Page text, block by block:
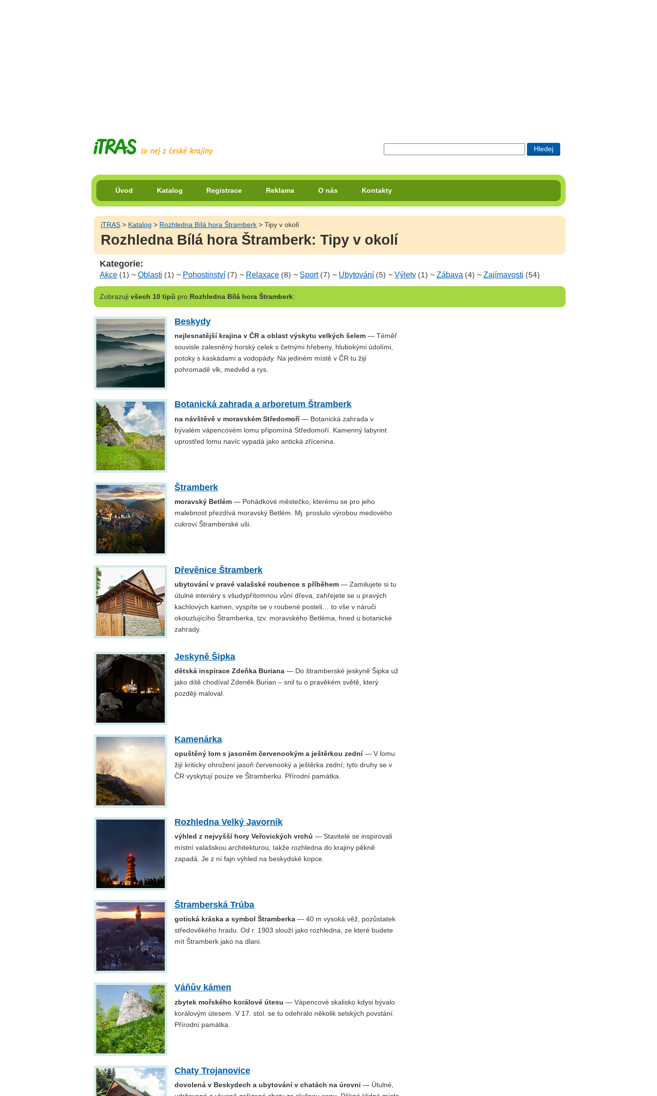
Úvod Katalog Registrace Reklama O nás Kontakty
iTRAS > Katalog > Rozhledna Bílá hora Štramberk > Tipy v okolí
Rozhledna Bílá hora Štramberk: Tipy v okolí
Kategorie:
Akce (1) ~ Oblasti (1) ~ Pohostinství (7) ~ Relaxace (8) ~ Sport (7) ~ Ubytování (5) ~ Výlety (1) ~ Zábava (4) ~ Zajímavosti (54)
Zobrazuji všech 10 tipů pro Rozhledna Bílá hora Štramberk:
Beskydy
nejlesnatější krajina v ČR a oblast výskytu velkých šelem — Téměř
souvisle zalesněný horský celek s četnými hřebeny, hlubokými údolími,
potoky s kaskádami a vodopády. Na jediném místě v ČR tu žijí
pohromadě vlk, medvěd a rys.
Botanická zahrada a arboretum Štramberk
na návštěvě v moravském Středomoří— Botanická zahrada v
bývalém vápencovém lomu připomíná Středomoří. Kamenný labyrint
uprostřed lomu navíc vypadá jako antická zřícenina.
Štramberk
moravský Betlém — Pohádkové městečko, kterému se pro jeho
malebnost přezdívá moravský Betlém. Mj. proslulo výrobou medového
cukroví Štramberské uši.
Dřevěnice Štramberk
ubytování v pravé valašské roubence s příběhem — Zamilujete si tu
útulné interiéry s všudypřítomnou vůní dřeva, zahřejete se u pravých
kachlových kamen, vyspíte se v roubené posteli… to vše v náruči
okouzlujícího Štramberka, tzv. moravského Betléma, hned u botanické
zahrady.
Jeskyně Šipka
dětská inspirace Zdeňka Buriana — Do štramberské jeskyně Šipka už
jako dítě chodíval Zdeněk Burian – snil tu o pravěkém světě, který
později maloval.
Kamenárka
opuštěný lom s jasoněm červenookým a ještěrkou zední— V lomu
žijí kriticky ohrožení jasoň červenooký a ještěrka zední; tyto druhy se v
ČR vyskytují pouze ve Štramberku. Přírodní památka.
Rozhledna Velký Javorník
výhled z nejvyšší hory Veřovických vrchů — Stavitelé se inspirovali
místní valašskou architekturou, takže rozhledna do krajiny pěkně
zapadá. Je z ní fajn výhled na beskydské kopce.
Štramberská Trúba
gotická kráska a symbol Štramberka — 40 m vysoká věž, pozůstatek
středověkého hradu. Od r. 1903 slouží jako rozhledna, ze které budete
mít Štramberk jako na dlani.
Váňův kámen
zbytek mořského korálové útesu — Vápencové skalisko kdysi bývalo
korálovým útesem. V 17. stol. se tu odehrálo několik selských povstání.
Přírodní památka.
Chaty Trojanovice
dovolená v Beskydech a ubytování v chatách na úrovni — Útulné,